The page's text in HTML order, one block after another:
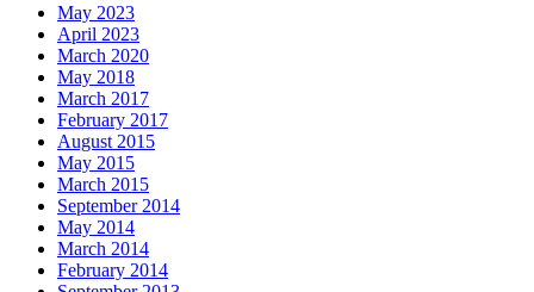
May 2023
April 2023
March 2020
May 2018
March 2017
February 2017
August 2015
May 2015
March 2015
September 2014
May 2014
March 2014
February 2014